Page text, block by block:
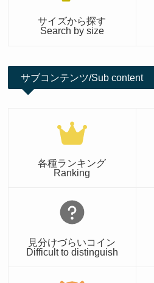
サイズから探す
Search by size
サブコンテンツ/Sub content
各種ランキング
Ranking
見分けづらいコイン
Difficult to distinguish